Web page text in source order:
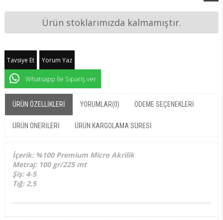
Ürün stoklarımızda kalmamıştır.
Tavsiye Et Yorum Yaz
Whatsapp İle Sipariş ver
ÜRÜN ÖZELLIKLERI YORUMLAR(0) ÖDEME SEÇENEKLERI
ÜRÜN ÖNERILERI ÜRÜN KARGOLAMA SÜRESI
İçerik: %100 Premium Micro Akrilik
Metraj: 100 gr/225 mt
Şiş: 4-5
Tığ: 2,5